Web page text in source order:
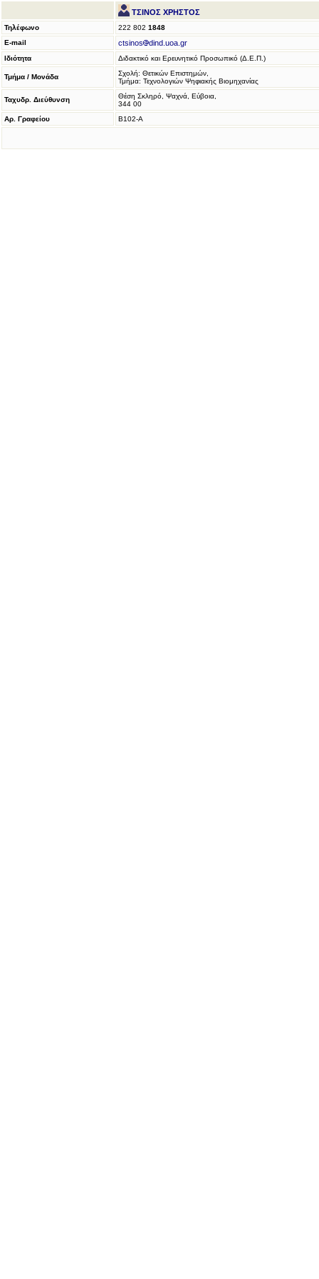
ΤΣΙΝΟΣ ΧΡΗΣΤΟΣ
Τηλέφωνο 222 802 1848
E-mail
ctsinos dind.uoa.gr
Ιδιότητα Διδακτικό και Ερευνητικό Προσωπικό (Δ.Ε.Π.)
Τμήμα / Μονάδα
Σχολή: Θετικών Επιστημών,
Τμήμα: Τεχνολογιών Ψηφιακής Βιομηχανίας
Ταχυδρ. Διεύθυνση
Θέση Σκληρό, Ψαχνά, Εύβοια,
344 00
Αρ. Γραφείου
Β102-Α